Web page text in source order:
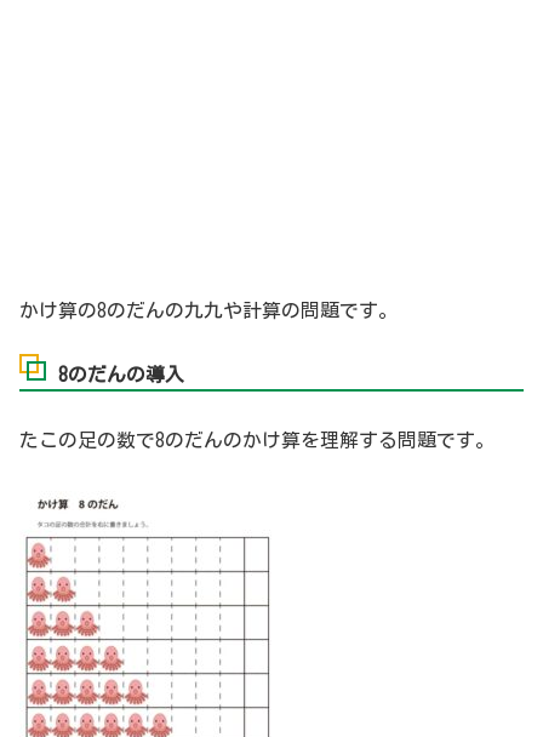
かけ算の8のだんの九九や計算の問題です。
8のだんの導入
たこの足の数で8のだんのかけ算を理解する問題です。